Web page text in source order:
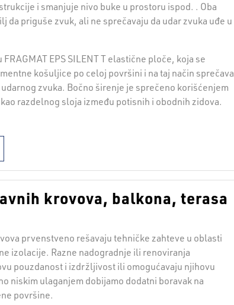
i smanjuje nivo buke u prostoru ispod. . Oba
da priguše zvuk, ali ne sprečavaju da udar zvuka uđe u
EPS SILENT T elastične ploče, koja se
košuljice po celoj površini i na taj način sprečava
zvuka. Bočno širenje je sprečeno korišćenjem
kao razdelnog sloja između potisnih i obodnih zidova.
krovova, balkona, terasa
prvenstveno rešavaju tehničke zahteve u oblasti
izolacije. Razne nadogradnje ili renoviranja
pouzdanost i izdržljivost ili omogućavaju njihovu
niskim ulaganjem dobijamo dodatni boravak na
površine.